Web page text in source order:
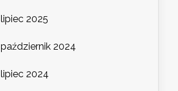
lipiec 2025
październik 2024
lipiec 2024